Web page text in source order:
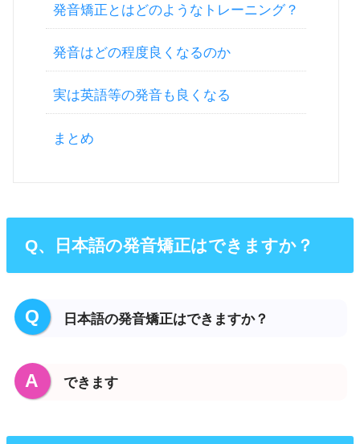
発音矯正とはどのようなトレーニング？
発音はどの程度良くなるのか
実は英語等の発音も良くなる
まとめ
Q、日本語の発音矯正はできますか？
Q 日本語の発音矯正はできますか？
A できます